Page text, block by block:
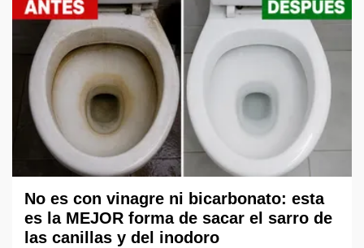
No es con vinagre ni bicarbonato: esta
es la MEJOR forma de sacar el sarro de
las canillas y del inodoro